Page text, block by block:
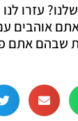
עזרו לנו
אוהבים
שבהם אתם